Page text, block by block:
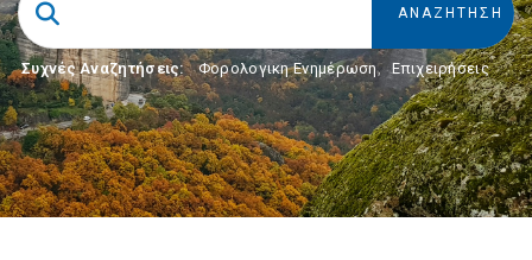
Συχνές Αναζητήσεις: Φορολογικη Ενημέρωση, Επιχειρήσεις